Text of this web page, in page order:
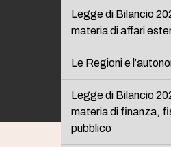
Legge di Bilancio
materia di affari
Le Regioni e
Legge di Bilancio
materia di finanza,
pubblico